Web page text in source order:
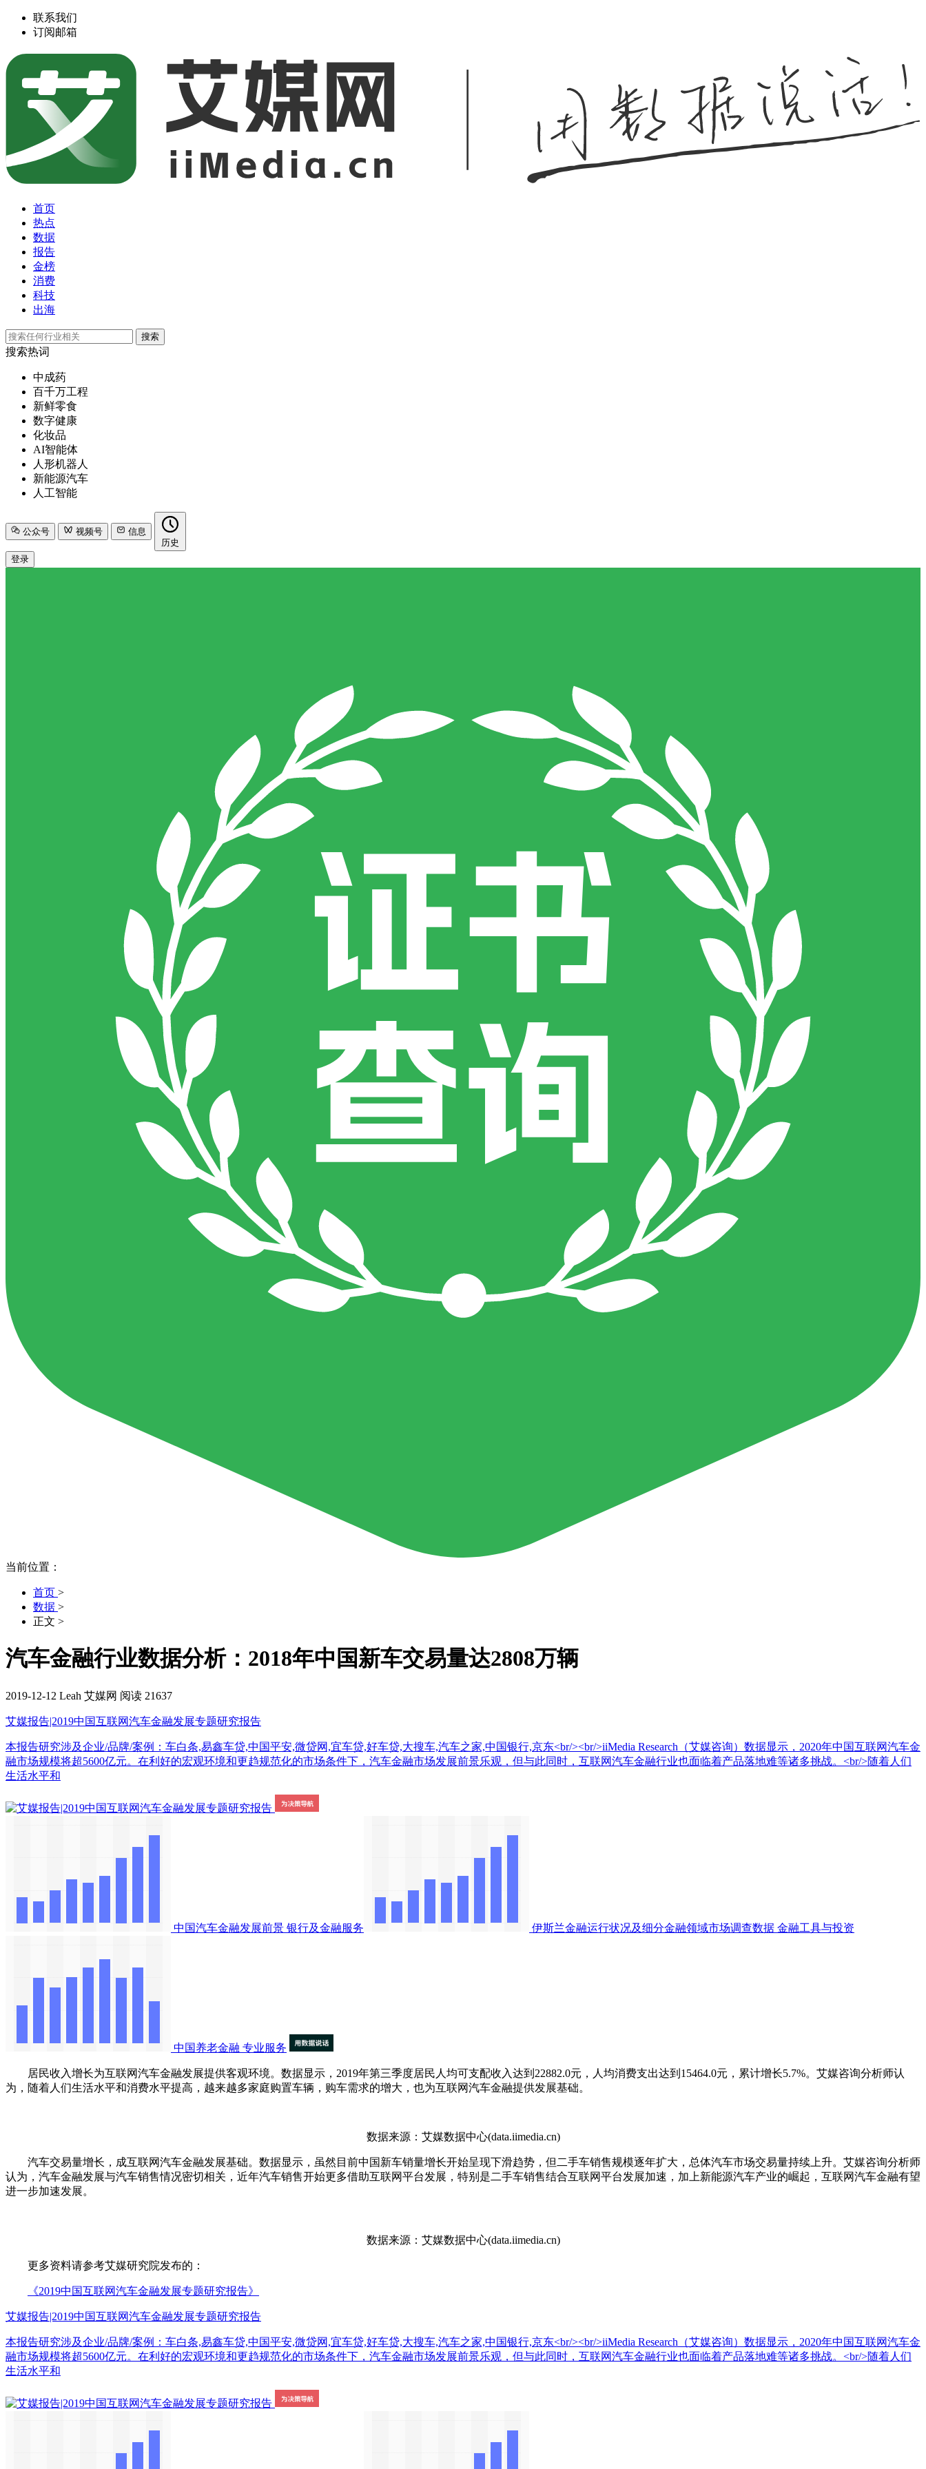
联系我们
订阅邮箱
首页
热点
数据
报告
金榜
消费
科技
出海
搜索
搜索热词
中成药
百千万工程
新鲜零食
数字健康
化妆品
AI智能体
人形机器人
新能源汽车
人工智能
公众号 视频号
信息
历史
登录
当前位置：
首页 >
数据 >
正文 >
汽车金融行业数据分析：2018年中国新车交易量达2808万辆
2019-12-12 Leah 艾媒网 阅读 21637
艾媒报告|2019中国互联网汽车金融发展专题研究报告
本报告研究涉及企业/品牌/案例：车白条,易鑫车贷,中国平安,微贷网,宜车贷,好车贷,大搜车,汽车之家,中国银行,京东<br/><br/>iiMedia Research（艾媒咨询）数据显示，2020年中国互联网汽车金
融市场规模将超5600亿元。在利好的宏观环境和更趋规范化的市场条件下，汽车金融市场发展前景乐观，但与此同时，互联网汽车金融行业也面临着产品落地难等诸多挑战。<br/>随着人们
生活水平和
中国汽车金融发展前景 银行及金融服务 伊斯兰金融运行状况及细分金融领域市场调查数据 金融工具与投资
中国养老金融 专业服务
居民收入增长为互联网汽车金融发展提供客观环境。数据显示，2019年第三季度居民人均可支配收入达到22882.0元，人均消费支出达到15464.0元，累计增长5.7%。艾媒咨询分析师认
为，随着人们生活水平和消费水平提高，越来越多家庭购置车辆，购车需求的增大，也为互联网汽车金融提供发展基础。
数据来源：艾媒数据中心(data.iimedia.cn)
汽车交易量增长，成互联网汽车金融发展基础。数据显示，虽然目前中国新车销量增长开始呈现下滑趋势，但二手车销售规模逐年扩大，总体汽车市场交易量持续上升。艾媒咨询分析师
认为，汽车金融发展与汽车销售情况密切相关，近年汽车销售开始更多借助互联网平台发展，特别是二手车销售结合互联网平台发展加速，加上新能源汽车产业的崛起，互联网汽车金融有望
进一步加速发展。
数据来源：艾媒数据中心(data.iimedia.cn)
更多资料请参考艾媒研究院发布的：
《2019中国互联网汽车金融发展专题研究报告》
艾媒报告|2019中国互联网汽车金融发展专题研究报告
本报告研究涉及企业/品牌/案例：车白条,易鑫车贷,中国平安,微贷网,宜车贷,好车贷,大搜车,汽车之家,中国银行,京东<br/><br/>iiMedia Research（艾媒咨询）数据显示，2020年中国互联网汽车金
融市场规模将超5600亿元。在利好的宏观环境和更趋规范化的市场条件下，汽车金融市场发展前景乐观，但与此同时，互联网汽车金融行业也面临着产品落地难等诸多挑战。<br/>随着人们
生活水平和